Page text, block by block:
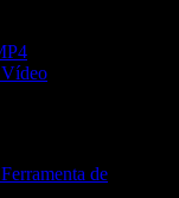
Vídeo
de